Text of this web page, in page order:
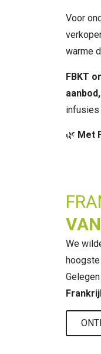
Voor
warme
FBKT
aanbod,
infusies
🌿 Met
We
hoogste